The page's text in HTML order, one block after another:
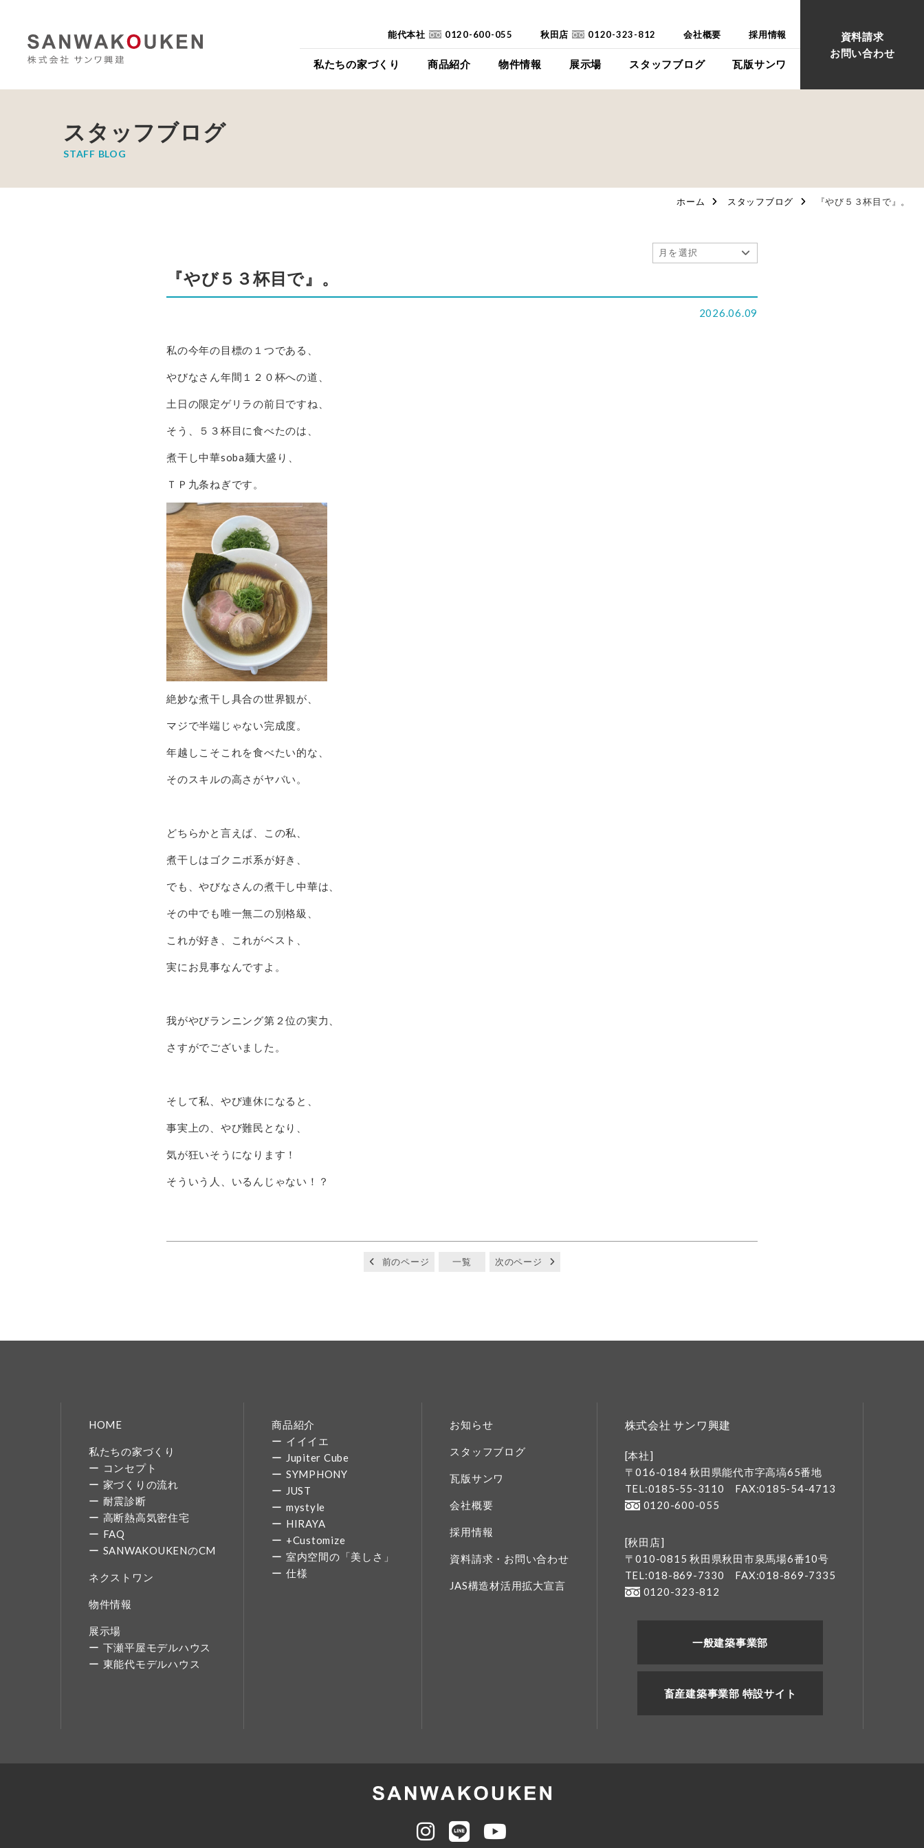
私たちの家づくり
コンセプト
商品紹介
イイイエ
物件情報 展示場
下瀬平屋モデルハウス
スタッフブログ 瓦版サンワ
会社概要 採用情報
能代本社 0120-600-055 秋田店 0120-323-812
資料請求
お問い合わせ
スタッフブログ
STAFF BLOG
ホーム スタッフブログ 『やび５３杯目で』。
『やび５３杯目で』。
2026.06.09
私の今年の目標の１つである、
やびなさん年間１２０杯への道、
土日の限定ゲリラの前日ですね、
そう、５３杯目に食べたのは、
煮干し中華soba麺大盛り、
ＴＰ九条ねぎです。
絶妙な煮干し具合の世界観が、
マジで半端じゃない完成度。
年越しこそこれを食べたい的な、
そのスキルの高さがヤバい。
どちらかと言えば、この私、
煮干しはゴクニボ系が好き、
でも、やびなさんの煮干し中華は、
その中でも唯一無二の別格級、
これが好き、これがベスト、
実にお見事なんですよ。
我がやびランニング第２位の実力、
さすがでございました。
そして私、やび連休になると、
事実上の、やび難民となり、
気が狂いそうになります！
そういう人、いるんじゃない！？
前のページ 一覧 次のページ
HOME
私たちの家づくり
コンセプト
家づくりの流れ
耐震診断
高断熱高気密住宅
FAQ
SANWAKOUKENのCM
ネクストワン
物件情報
展示場
下瀬平屋モデルハウス
東能代モデルハウス
商品紹介
イイイエ
Jupiter Cube
SYMPHONY
JUST
mystyle
HIRAYA
+Customize
室内空間の「美しさ」
仕様
お知らせ
スタッフブログ
瓦版サンワ
会社概要
採用情報
資料請求・お問い合わせ
JAS構造材活用拡大宣言
株式会社 サンワ興建
[本社]
〒016-0184 秋田県能代市字高塙65番地
TEL:0185-55-3110
FAX:0185-54-4713
0120-600-055
[秋田店]
〒010-0815 秋田県秋田市泉馬場6番10号
TEL:018-869-7330
FAX:018-869-7335
0120-323-812
一般建築事業部
畜産建築事業部 特設サイト